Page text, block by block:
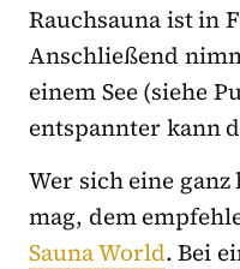
Rauchsauna ist in
Anschließend
einem See (siehe
entspannter kann
Wer sich eine ganz
mag, dem
Sauna World. Bei